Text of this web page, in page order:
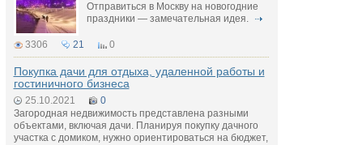
Отправиться в Москву на новогодние
праздники — замечательная идея.
3306 21 0
Покупка дачи для отдыха, удаленной работы и
гостиничного бизнеса
25.10.2021
0
Загородная недвижимость представлена разными
объектами, включая дачи. Планируя покупку дачного
участка с домиком, нужно ориентироваться на бюджет,